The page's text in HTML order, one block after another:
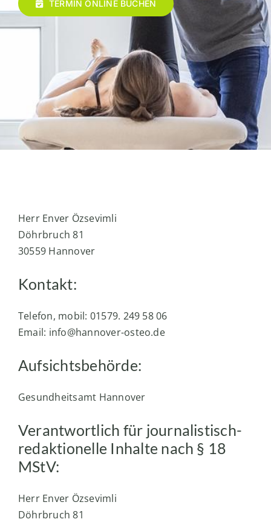
TERMIN ONLINE BUCHEN
Herr Enver Özsevimli
Döhrbruch 81
30559 Hannover
Kontakt:
Telefon, mobil: 01579. 249 58 06
Email: info@hannover-osteo.de
Aufsichtsbehörde:
Gesundheitsamt Hannover
Verantwortlich für journalistisch-
redaktionelle Inhalte nach § 18
MStV:
Herr Enver Özsevimli
Döhrbruch 81